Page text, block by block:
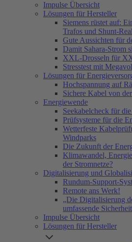
Impulse Übersicht
Lösungen für Hersteller
Siemens rüstet auf:
Trafos und Shunt-
Gute Aussichten für
Damit Sahara-Strom
XXL-Drosseln für
Stresstest mit
Lösungen für
Hochspannung auf
Sichere Kabel von
Energiewende
Seekabelcheck für
Prüfsysteme für die
Wetterfeste
Windparks
Die Zukunft der
Klimawandel,
der Stromnetze?
Digitalisierung und
Rundum-Support-
Remote ans Werk!
„Die Digitalisierung
umfassende
Impulse Übersicht
Lösungen für Hersteller